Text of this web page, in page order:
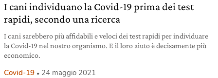
I cani individuano la Covid-19 prima dei test
rapidi, secondo una ricerca
I cani sarebbero più affidabili e veloci dei test rapidi per individuare
la Covid-19 nel nostro organismo. E il loro aiuto è decisamente più
economico.
Covid-19 24 maggio 2021